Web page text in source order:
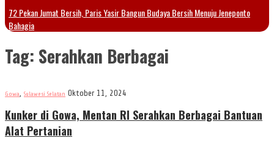
72 Pekan Jumat Bersih, Paris Yasir Bangun Budaya Bersih Menuju Jeneponto
Bahagia
Tag: Serahkan Berbagai
Gowa, Sulawesi Selatan Oktober 11, 2024
Kunker di Gowa, Mentan RI Serahkan Berbagai Bantuan
Alat Pertanian